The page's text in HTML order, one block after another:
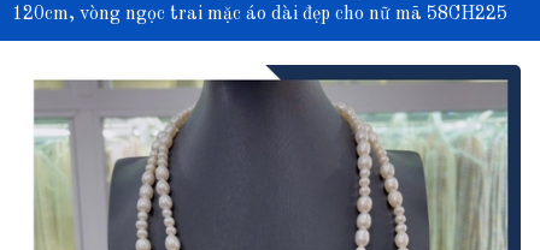
120cm, vòng ngọc trai mặc áo dài đẹp cho nữ mã 58CH225